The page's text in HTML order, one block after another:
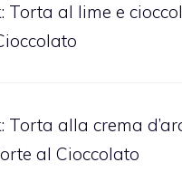
Torta al lime e
Torta alla crema
al Cioccolato